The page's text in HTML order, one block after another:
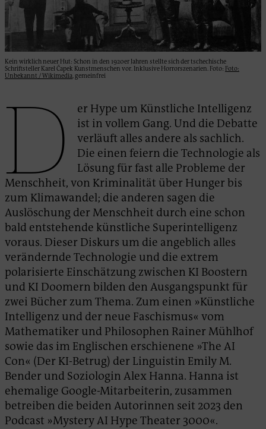
Kein wirklich neuer Hut: Schon in den 1920er Jahren stellte sich der tschechische
Schriftsteller Karel Čapek Kunstmenschen vor. Inklusive Horrorszenarien. Foto: Foto:
Unbekannt / Wikimedia, gemeinfrei
D
er Hype um Künstliche Intelligenz
ist in vollem Gang. Und die Debatte
verläuft alles andere als sachlich.
Die einen feiern die Technologie als
Lösung für fast alle Probleme der
Menschheit, von Kriminalität über Hunger bis
zum Klimawandel; die anderen sagen die
Auslöschung der Menschheit durch eine schon
bald entstehende künstliche Superintelligenz
voraus. Dieser Diskurs um die angeblich alles
verändernde Technologie und die extrem
polarisierte Einschätzung zwischen KI Boostern
und KI Doomern bilden den Ausgangspunkt für
zwei Bücher zum Thema. Zum einen »Künstliche
Intelligenz und der neue Faschismus« vom
Mathematiker und Philosophen Rainer Mühlhof
sowie das im Englischen erschienene »The AI
Con« (Der KI-Betrug) der Linguistin Emily M.
Bender und Soziologin Alex Hanna. Hanna ist
ehemalige Google-Mitarbeiterin, zusammen
betreiben die beiden Autorinnen seit 2023 den
Podcast »Mystery AI Hype Theater 3000«.